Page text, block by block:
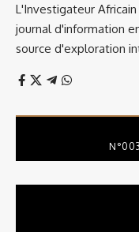
L'Investigateur
journal d'information
source d'exploration